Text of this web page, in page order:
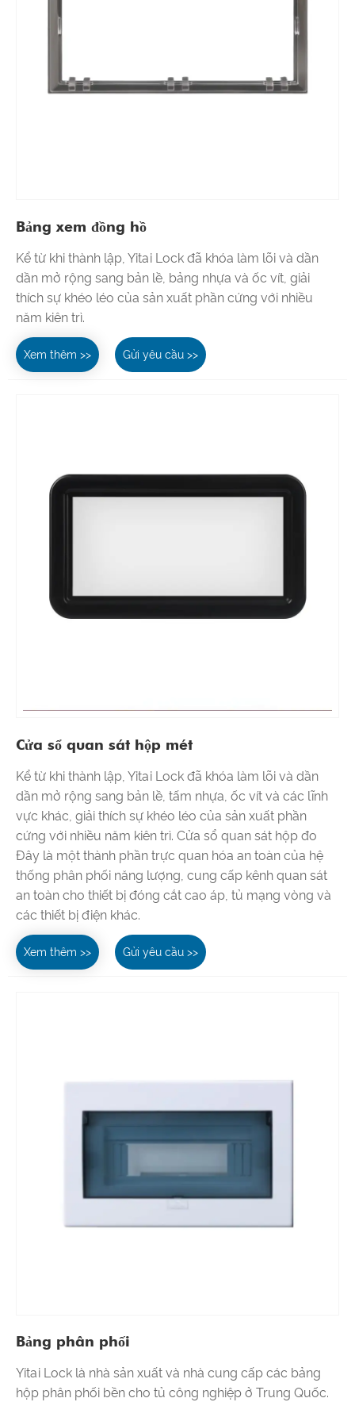
Bảng xem đồng hồ
Kể từ khi thành lập, Yitai Lock đã khóa làm lõi và dần
dần mở rộng sang bản lề, bảng nhựa và ốc vít, giải
thích sự khéo léo của sản xuất phần cứng với nhiều
năm kiên trì.
Xem thêm >> Gửi yêu cầu >>
Cửa sổ quan sát hộp mét
Kể từ khi thành lập, Yitai Lock đã khóa làm lõi và dần
dần mở rộng sang bản lề, tấm nhựa, ốc vít và các lĩnh
vực khác, giải thích sự khéo léo của sản xuất phần
cứng với nhiều năm kiên trì. Cửa sổ quan sát hộp đo
Đây là một thành phần trực quan hóa an toàn của hệ
thống phân phối năng lượng, cung cấp kênh quan sát
an toàn cho thiết bị đóng cắt cao áp, tủ mạng vòng và
các thiết bị điện khác.
Xem thêm >> Gửi yêu cầu >>
Bảng phân phối
Yitai Lock là nhà sản xuất và nhà cung cấp các bảng
hộp phân phối bền cho tủ công nghiệp ở Trung Quốc.